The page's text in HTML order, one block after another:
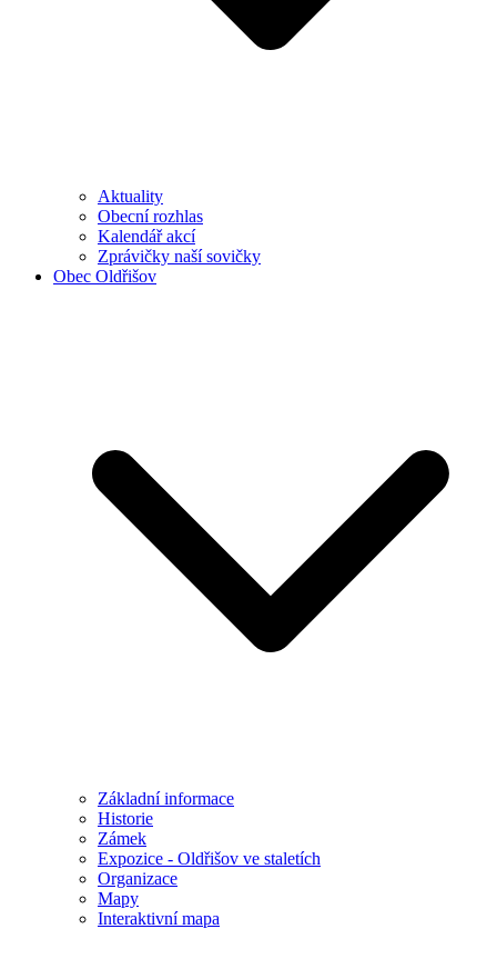
Aktuality
Obecní rozhlas
Kalendář akcí
Zprávičky naší sovičky
Obec Oldřišov
Základní informace
Historie
Zámek
Expozice - Oldřišov ve staletích
Organizace
Mapy
Interaktivní mapa